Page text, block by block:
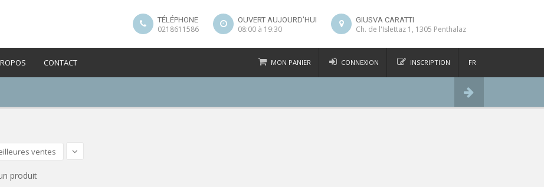
TÉLÉPHONE
0218611586
OUVERT AUJOURD'HUI
08:00 à 19:30
GIUSVA CARATTI
Ch. de l'Islettaz 1, 1305 Penthalaz
CONTACT MON PANIER CONNEXION INSCRIPTION FR
IT
ventes
produit